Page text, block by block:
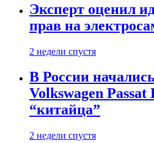
Эксперт оценил
прав на
2 недели спустя
В России
Volkswagen Passat
“китайца”
2 недели спустя